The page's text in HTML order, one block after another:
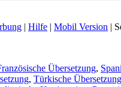
| Hilfe | Mobil Version |
Übersetzung,
, Türkische Übersetzung